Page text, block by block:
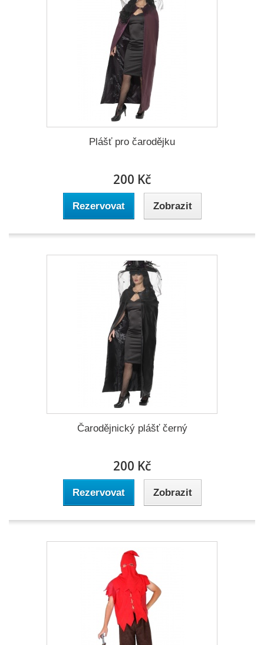
Plášť pro čarodějku
200 Kč
Rezervovat Zobrazit
Čarodějnický plášť černý
200 Kč
Rezervovat Zobrazit